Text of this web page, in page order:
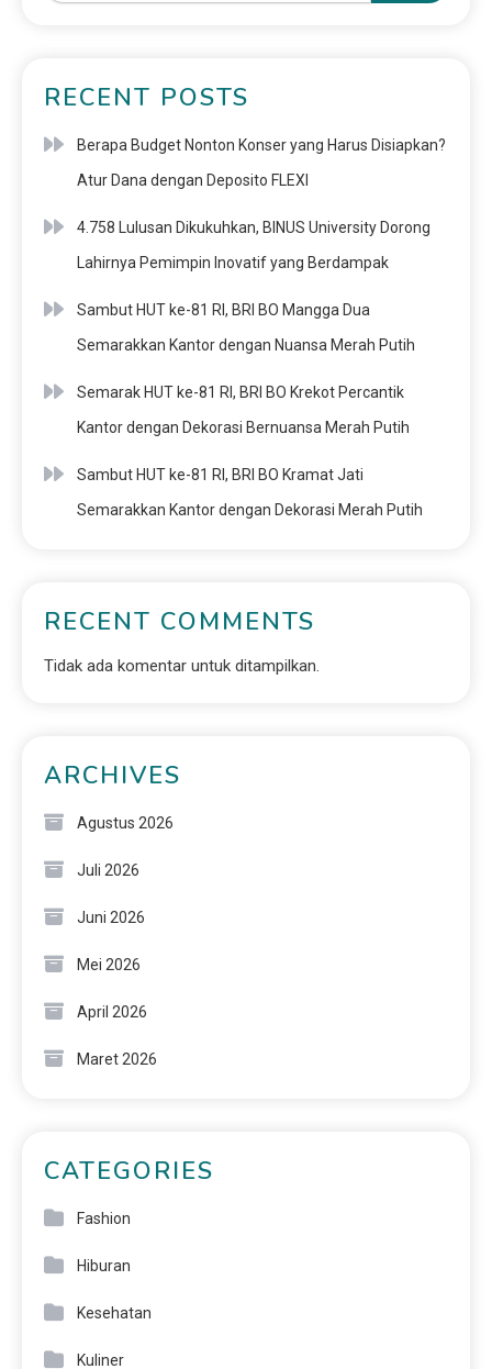
RECENT POSTS
Berapa Budget Nonton Konser yang Harus Disiapkan?
Atur Dana dengan Deposito FLEXI
4.758 Lulusan Dikukuhkan, BINUS University Dorong
Lahirnya Pemimpin Inovatif yang Berdampak
Sambut HUT ke-81 RI, BRI BO Mangga Dua
Semarakkan Kantor dengan Nuansa Merah Putih
Semarak HUT ke-81 RI, BRI BO Krekot Percantik
Kantor dengan Dekorasi Bernuansa Merah Putih
Sambut HUT ke-81 RI, BRI BO Kramat Jati
Semarakkan Kantor dengan Dekorasi Merah Putih
RECENT COMMENTS
Tidak ada komentar untuk ditampilkan.
ARCHIVES
Agustus 2026
Juli 2026
Juni 2026
Mei 2026
April 2026
Maret 2026
CATEGORIES
Fashion
Hiburan
Kesehatan
Kuliner